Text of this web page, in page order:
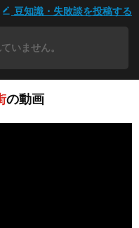
豆知識・失敗談を投稿する
いません。
の動画